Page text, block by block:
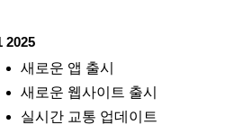
2025
새로운 앱 출시
새로운 웹사이트 출시
실시간 교통 업데이트